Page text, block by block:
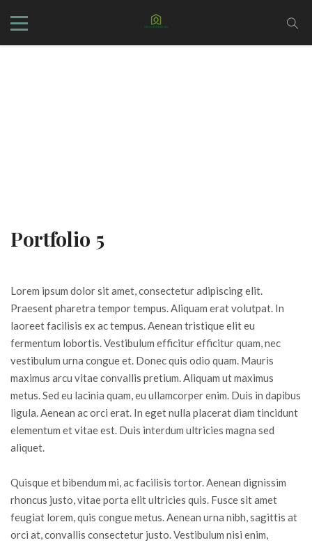
Portfolio 5
Lorem ipsum dolor sit amet, consectetur adipiscing elit.
Praesent pharetra tempor tempus. Aliquam erat volutpat. In
laoreet facilisis ex ac tempus. Aenean tristique elit eu
fermentum lobortis. Vestibulum efficitur efficitur quam, nec
vestibulum urna congue et. Donec quis odio quam. Mauris
maximus arcu vitae convallis pretium. Aliquam ut maximus
metus. Sed eu lacinia quam, eu ullamcorper enim. Duis in dapibus
ligula. Aenean ac orci erat. In eget nulla placerat diam tincidunt
elementum et vitae est. Duis interdum ultricies magna sed
aliquet.
Quisque et bibendum mi, ac facilisis tortor. Aenean dignissim
rhoncus justo, vitae porta elit ultricies quis. Fusce sit amet
feugiat lorem, quis congue metus. Aenean urna nibh, sagittis at
orci at, convallis consectetur justo. Vestibulum nisi enim,